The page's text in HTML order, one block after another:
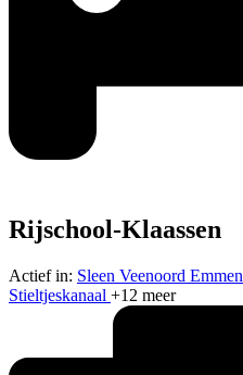
Rijschool-Klaassen
Actief in: Sleen Veenoord Emmen
Stieltjeskanaal +12 meer